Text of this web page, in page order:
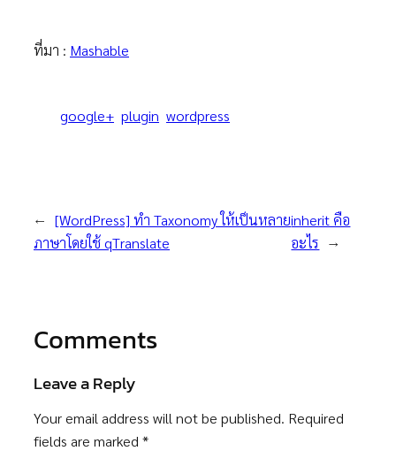
ที่มา : Mashable
google+ plugin wordpress
← [WordPress] ทำ Taxonomy ให้เป็นหลาย
ภาษาโดยใช้ qTranslate
inherit คือ
อะไร →
Comments
Leave a Reply
Your email address will not be published. Required
fields are marked *